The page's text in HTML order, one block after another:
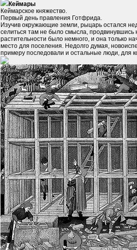
Кеймары
Кеймарское княжество.
Первый день правления Готфрида.
Изучив окружающие земли, рыцарь остался
селиться там не было смысла, продвинувшись
растительности было немного, и она только
место для поселения. Недолго думая,
примеру последовали и остальные люди, для